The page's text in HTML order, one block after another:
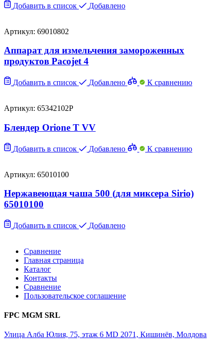
Добавить в список Добавлено
Артикул: 69010802
Аппарат для измельчения замороженных
продуктов Pacojet 4
Добавить в список Добавлено К сравнению
Артикул: 65342102P
Блендер Orione T VV
Добавить в список Добавлено К сравнению
Артикул: 65010100
Нержавеющая чаша 500 (для миксера Sirio)
65010100
Добавить в список Добавлено
Сравнение
Главная страница
Каталог
Контакты
Сравнение
Пользовательское соглашение
FPC MGM SRL
Улица Алба Юлия, 75, этаж 6 MD 2071, Кишинёв, Молдова